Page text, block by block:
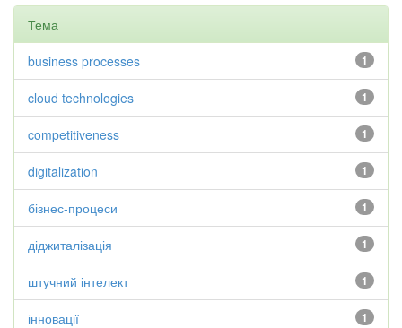
Тема
1
business processes
1
cloud technologies
1
competitiveness
1
digitalization
1
бізнес-процеси
1
діджиталізація
1
штучний інтелект
1
інновації